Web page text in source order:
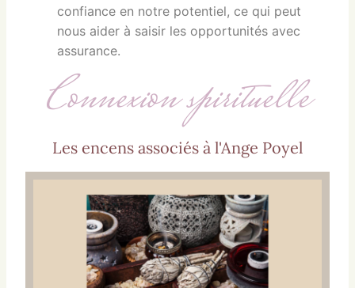
confiance en notre potentiel, ce qui peut
nous aider à saisir les opportunités avec
assurance.
Connexion spirituelle
Les encens associés à l'Ange Poyel